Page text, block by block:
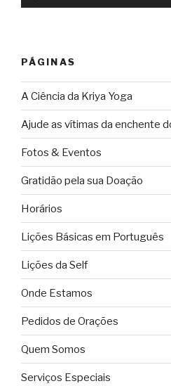
PÁGINAS
A Ciência da Kriya Yoga
Ajude as vítimas da enchente
Fotos & Eventos
Gratidão pela sua Doação
Horários
Lições Básicas em Português
Lições da Self
Onde Estamos
Pedidos de Orações
Quem Somos
Serviços Especiais